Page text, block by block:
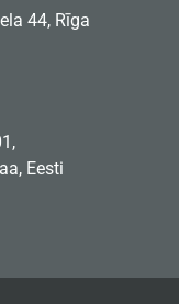
44, Rīga
Eesti